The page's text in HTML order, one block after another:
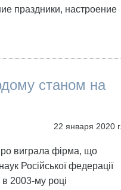
праздники, настроение
станом на
22 января 2020 г.
виграла фірма, що
Російської федерації
2003-му році